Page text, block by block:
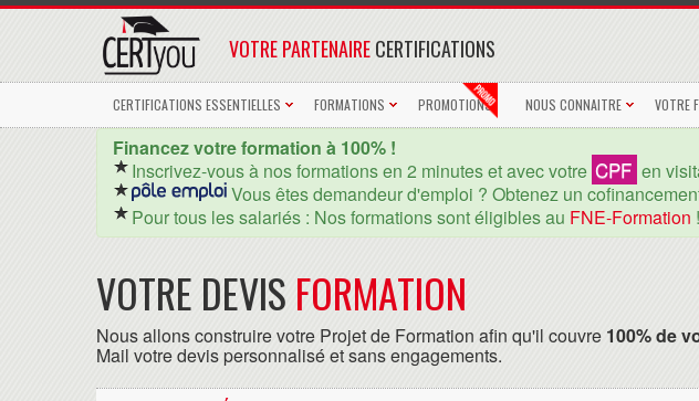
VOTRE PARTENAIRECERTIFICATIONS
CERTIFICATIONS ESSENTIELLES FORMATIONS PROMOTIONS NOUS CONNAITRE VOTRE
Financez votre formation à 100% !
Inscrivez-vous à nos formations en 2 minutes et avec votre CPF en
Vous êtes demandeur d'emploi ? Obtenez un
Pour tous les salariés : Nos formations sont éligibles au FNE-Formation !
VOTRE DEVIS FORMATION
Nous allons construire votre Projet de Formation afin qu'il couvre 100% de
Mail votre devis personnalisé et sans engagements.